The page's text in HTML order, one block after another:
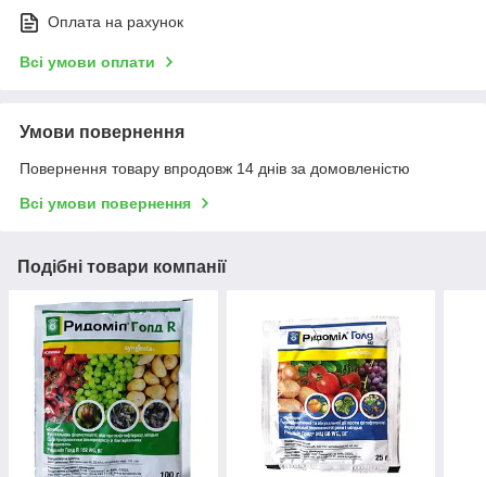
Оплата на рахунок
Всі умови оплати
Умови повернення
Повернення товару впродовж 14 днів за домовленістю
Всі умови повернення
Подібні товари компанії